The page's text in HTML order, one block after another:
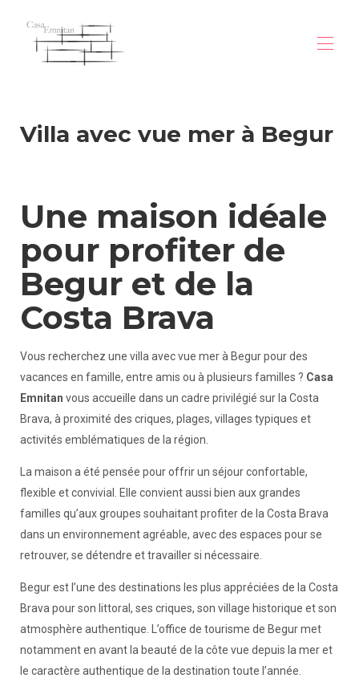
نظرة عامة
معرض الصور
التجربة
التوافر
التواصل
villa-vue-mer-begur
villa-vue-mer-begur (1)
villa-vue-mer-begur (2)
Villa avec vue mer à Begur
Une maison idéale
pour profiter de
Begur et de la
Costa Brava
Vous recherchez une villa avec vue mer à Begur pour des
vacances en famille, entre amis ou à plusieurs familles ? Casa
Emnitan vous accueille dans un cadre privilégié sur la Costa
Brava, à proximité des criques, plages, villages typiques et
activités emblématiques de la région.
La maison a été pensée pour offrir un séjour confortable,
flexible et convivial. Elle convient aussi bien aux grandes
familles qu’aux groupes souhaitant profiter de la Costa Brava
dans un environnement agréable, avec des espaces pour se
retrouver, se détendre et travailler si nécessaire.
Begur est l’une des destinations les plus appréciées de la Costa
Brava pour son littoral, ses criques, son village historique et son
atmosphère authentique. L’office de tourisme de Begur met
notamment en avant la beauté de la côte vue depuis la mer et
le caractère authentique de la destination toute l’année.